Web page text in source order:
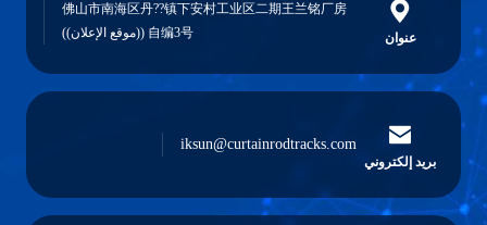
عنوان
佛山市南海区丹??镇下安村工业区二期王兰铭厂房
自编3号 ((موقع الإعلان))
بريد إلكتروني
iksun@curtainrodtracks.com